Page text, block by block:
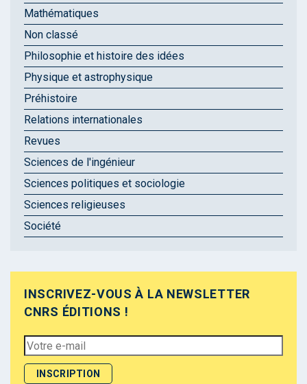
Mathématiques
Non classé
Philosophie et histoire des idées
Physique et astrophysique
Préhistoire
Relations internationales
Revues
Sciences de l'ingénieur
Sciences politiques et sociologie
Sciences religieuses
Société
INSCRIVEZ-VOUS À LA NEWSLETTER
CNRS ÉDITIONS !